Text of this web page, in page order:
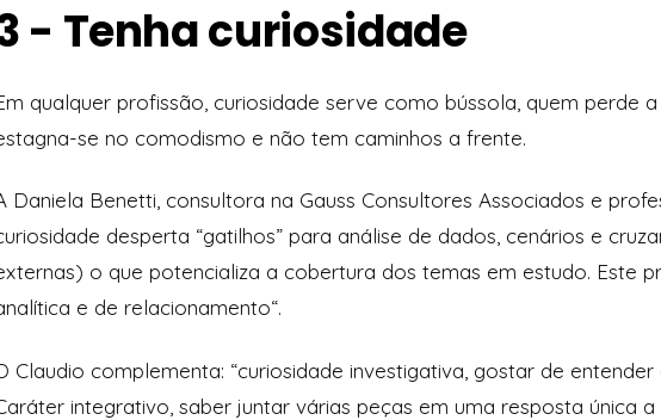
- Tenha curiosidade
qualquer profissão, curiosidade serve como bússola, quem perde
se no comodismo e não tem caminhos a frente.
Daniela Benetti, consultora na Gauss Consultores Associados e
desperta “gatilhos” para análise de dados, cenários e
o que potencializa a cobertura dos temas em estudo. Este
e de relacionamento“.
Claudio complementa: “curiosidade investigativa, gostar de
integrativo, saber juntar várias peças em uma resposta única a